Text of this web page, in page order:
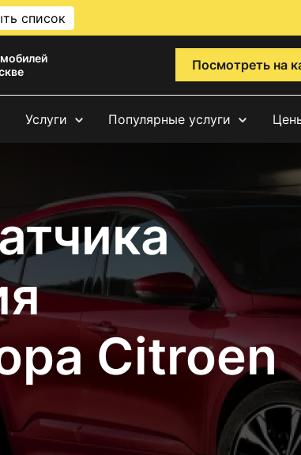
список
Посмотреть на
Услуги Популярные услуги
Citroen